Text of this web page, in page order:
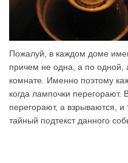
Пожалуй, в каждом доме
причем не одна, а по одной,
комнате. Именно поэтому
когда лампочки перегорают.
перегорают, а взрываются, и
тайный подтекст данного